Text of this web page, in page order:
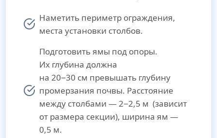
Наметить периметр ограждения,
места установки столбов.
Подготовить ямы под опоры.
Их глубина должна
на 20−30 см превышать глубину
промерзания почвы. Расстояние
между столбами — 2−2,5 м (зависит
от размера секции), ширина ям —
0,5 м.